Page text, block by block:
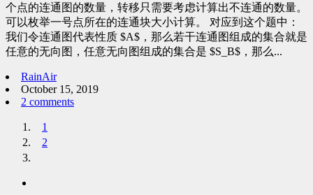
个点的连通图的数量，转移只需要考虑计算出不连通的数量。
可以枚举一号点所在的连通块大小计算。 对应到这个题中：
我们令连通图代表性质 $A$，那么若干连通图组成的集合就是
任意的无向图，任意无向图组成的集合是 $S_B$，那么...
RainAir
October 15, 2019
2 comments
1
2